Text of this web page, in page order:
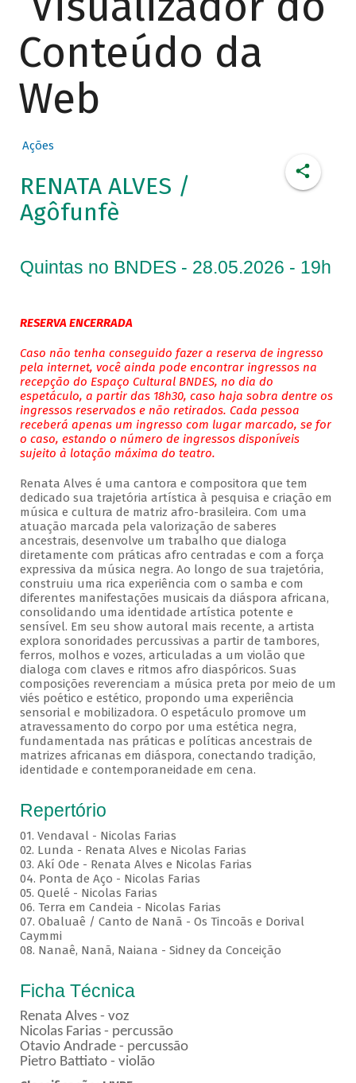
Conteúdo da
Web
Ações
RENATA ALVES /
Agôfunfè
Quintas no BNDES - 28.05.2026 - 19h
RESERVA ENCERRADA
Caso não tenha conseguido fazer a reserva de ingresso
pela internet, você ainda pode encontrar ingressos na
recepção do Espaço Cultural BNDES, no dia do
espetáculo, a partir das 18h30, caso haja sobra dentre os
ingressos reservados e não retirados. Cada pessoa
receberá apenas um ingresso com lugar marcado, se for
o caso, estando o número de ingressos disponíveis
sujeito à lotação máxima do teatro.
Renata Alves é uma cantora e compositora que tem
dedicado sua trajetória artística à pesquisa e criação em
música e cultura de matriz afro-brasileira. Com uma
atuação marcada pela valorização de saberes
ancestrais, desenvolve um trabalho que dialoga
diretamente com práticas afro centradas e com a força
expressiva da música negra. Ao longo de sua trajetória,
construiu uma rica experiência com o samba e com
diferentes manifestações musicais da diáspora africana,
consolidando uma identidade artística potente e
sensível. Em seu show autoral mais recente, a artista
explora sonoridades percussivas a partir de tambores,
ferros, molhos e vozes, articuladas a um violão que
dialoga com claves e ritmos afro diaspóricos. Suas
composições reverenciam a música preta por meio de um
viés poético e estético, propondo uma experiência
sensorial e mobilizadora. O espetáculo promove um
atravessamento do corpo por uma estética negra,
fundamentada nas práticas e políticas ancestrais de
matrizes africanas em diáspora, conectando tradição,
identidade e contemporaneidade em cena.
Repertório
01. Vendaval - Nicolas Farias
02. Lunda - Renata Alves e Nicolas Farias
03. Akí Ode - Renata Alves e Nicolas Farias
04. Ponta de Aço - Nicolas Farias
05. Quelé - Nicolas Farias
06. Terra em Candeia - Nicolas Farias
07. Obaluaê / Canto de Nanã - Os Tincoãs e Dorival
Caymmi
08. Nanaê, Nanã, Naiana - Sidney da Conceição
Ficha Técnica
Renata Alves - voz
Nicolas Farias - percussão
Otavio Andrade - percussão
Pietro Battiato - violão